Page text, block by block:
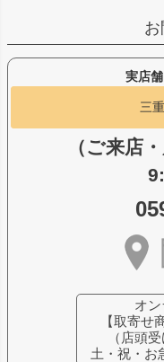
実店舗
三
（ご来店
オ
【取寄せ
（店頭
土・祝・お